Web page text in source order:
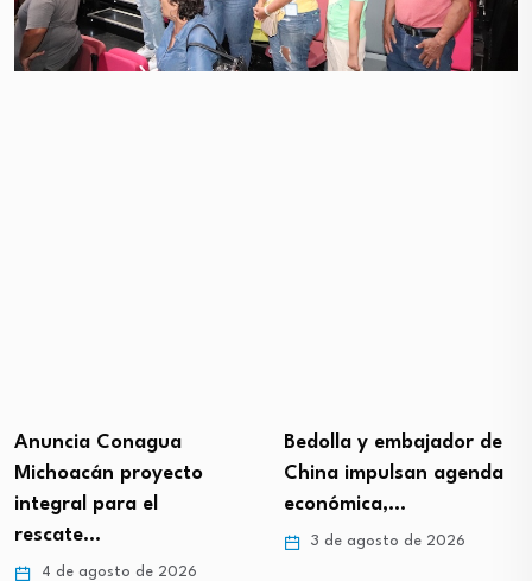
Anuncia Conagua
Michoacán proyecto
integral para el
rescate…
4 de agosto de 2026
Bedolla y embajador de
China impulsan agenda
económica,…
3 de agosto de 2026